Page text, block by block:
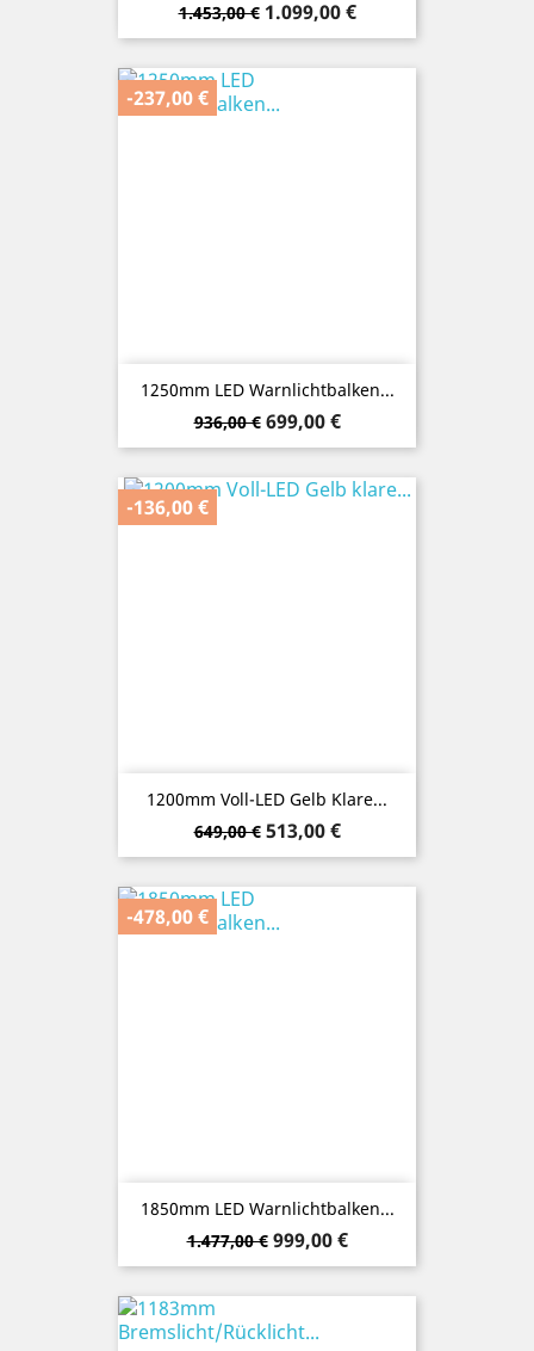
Verkaufspreis
1.453,00 € Preis
1.099,00 €
1250mm LED Warnlichtbalken...
Verkaufspreis
936,00 € Preis
699,00 €
-237,00 €
1200mm Voll-LED Gelb Klare...
Verkaufspreis
649,00 € Preis
513,00 €
-136,00 €
1850mm LED Warnlichtbalken...
Verkaufspreis
1.477,00 € Preis
999,00 €
-478,00 €